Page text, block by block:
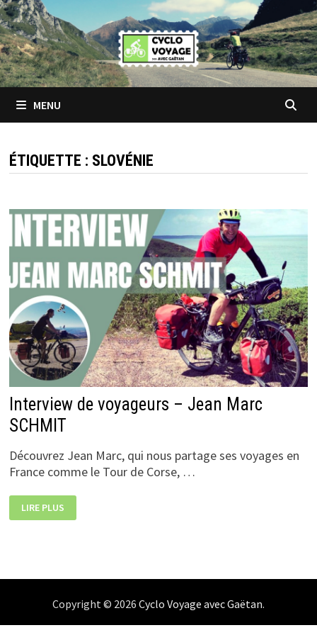
Passer
au
contenu
MENU
ÉTIQUETTE : SLOVÉNIE
Interview de voyageurs – Jean Marc
SCHMIT
Découvrez Jean Marc, qui nous partage ses voyages en
France comme le Tour de Corse, …
INTERVIEW
DE
VOYAGEURS
LIRE PLUS
Copyright © 2026 Cyclo Voyage avec Gaëtan.